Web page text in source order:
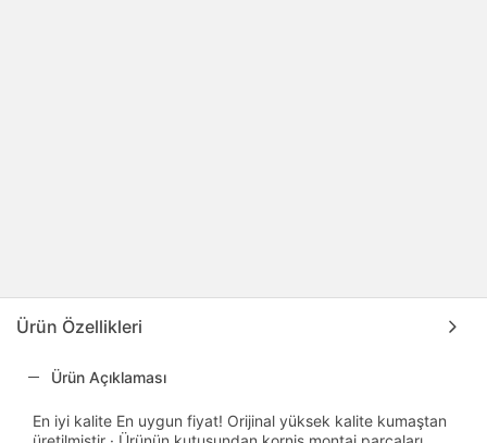
Ürün Özellikleri
Ürün Açıklaması
En iyi kalite En uygun fiyat! Orijinal yüksek kalite kumaştan